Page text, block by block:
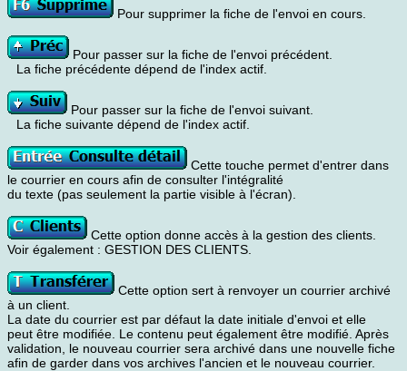
Pour supprimer la fiche de l'envoi en cours.
Pour passer sur la fiche de l'envoi précédent.
La fiche précédente dépend de l'index actif.
Pour passer sur la fiche de l'envoi suivant.
La fiche suivante dépend de l'index actif.
Cette touche permet d'entrer dans
le courrier en cours afin de consulter l'intégralité
du texte (pas seulement la partie visible à l'écran).
Cette option donne accès à la gestion des clients.
Voir également : GESTION DES CLIENTS.
Cette option sert à renvoyer un courrier archivé
à un client.
La date du courrier est par défaut la date initiale d'envoi et elle
peut être modifiée. Le contenu peut également être modifié. Après
validation, le nouveau courrier sera archivé dans une nouvelle fiche
afin de garder dans vos archives l'ancien et le nouveau courrier.